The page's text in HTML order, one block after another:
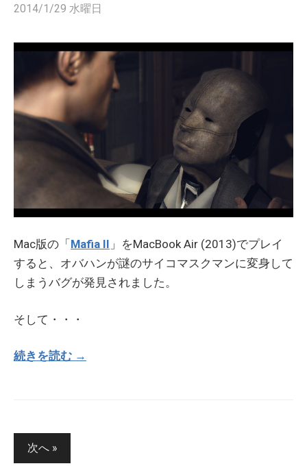
2014/1/29 水曜日
Mac版の「 Mafia II 」をMacBook Air (2013)でプレイ
すると、オバハンが謎のサイコマスクマンに変身して
しまうバグが発見されました。
そして・・・
続きを読む →
の
次へ »